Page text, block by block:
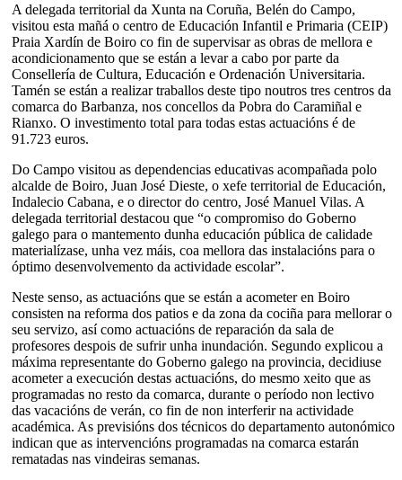
A delegada territorial da Xunta na Coruña, Belén do Campo,
visitou esta mañá o centro de Educación Infantil e Primaria (CEIP)
Praia Xardín de Boiro co fin de supervisar as obras de mellora e
acondicionamento que se están a levar a cabo por parte da
Consellería de Cultura, Educación e Ordenación Universitaria.
Tamén se están a realizar traballos deste tipo noutros tres centros da
comarca do Barbanza, nos concellos da Pobra do Caramiñal e
Rianxo. O investimento total para todas estas actuacións é de
91.723 euros.
Do Campo visitou as dependencias educativas acompañada polo
alcalde de Boiro, Juan José Dieste, o xefe territorial de Educación,
Indalecio Cabana, e o director do centro, José Manuel Vilas. A
delegada territorial destacou que “o compromiso do Goberno
galego para o mantemento dunha educación pública de calidade
materialízase, unha vez máis, coa mellora das instalacións para o
óptimo desenvolvemento da actividade escolar”.
Neste senso, as actuacións que se están a acometer en Boiro
consisten na reforma dos patios e da zona da cociña para mellorar o
seu servizo, así como actuacións de reparación da sala de
profesores despois de sufrir unha inundación. Segundo explicou a
máxima representante do Goberno galego na provincia, decidiuse
acometer a execución destas actuacións, do mesmo xeito que as
programadas no resto da comarca, durante o período non lectivo
das vacacións de verán, co fin de non interferir na actividade
académica. As previsións dos técnicos do departamento autonómico
indican que as intervencións programadas na comarca estarán
rematadas nas vindeiras semanas.